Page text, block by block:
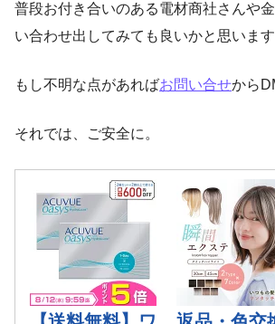
普段お付き合いのある電材商社さんや
い合わせ出してみても良いかと思います
もし不明な点があればお問い合せから
それでは、ご安全に。